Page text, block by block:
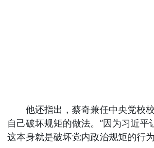
他还指出，蔡奇兼任中央党校校
自己破坏规矩的做法。“因为习近
这本身就是破坏党内政治规矩的行